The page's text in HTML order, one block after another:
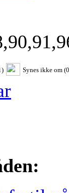
Synes ikke om